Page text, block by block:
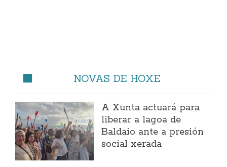
NOVAS DE HOXE
A Xunta actuará para
liberar a lagoa de
Baldaio ante a presión
social xerada